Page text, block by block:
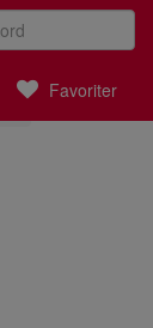
Favoriter